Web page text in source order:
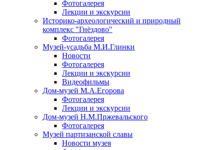
Фотогалерея
Лекции и экскурсии
Историко-археологический и природный
комплекс "Гнёздово"
Фотогалерея
Музей-усадьба М.И.Глинки
Новости
Фотогалерея
Лекции и экскурсии
Видеофильмы
Дом-музей М.А.Егорова
Фотогалерея
Лекции и экскурсии
Дом-музей Н.М.Пржевальского
Фотогалерея
Музей партизанской славы
Новости музея